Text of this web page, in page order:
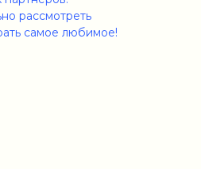
рассмотреть
самое любимое!